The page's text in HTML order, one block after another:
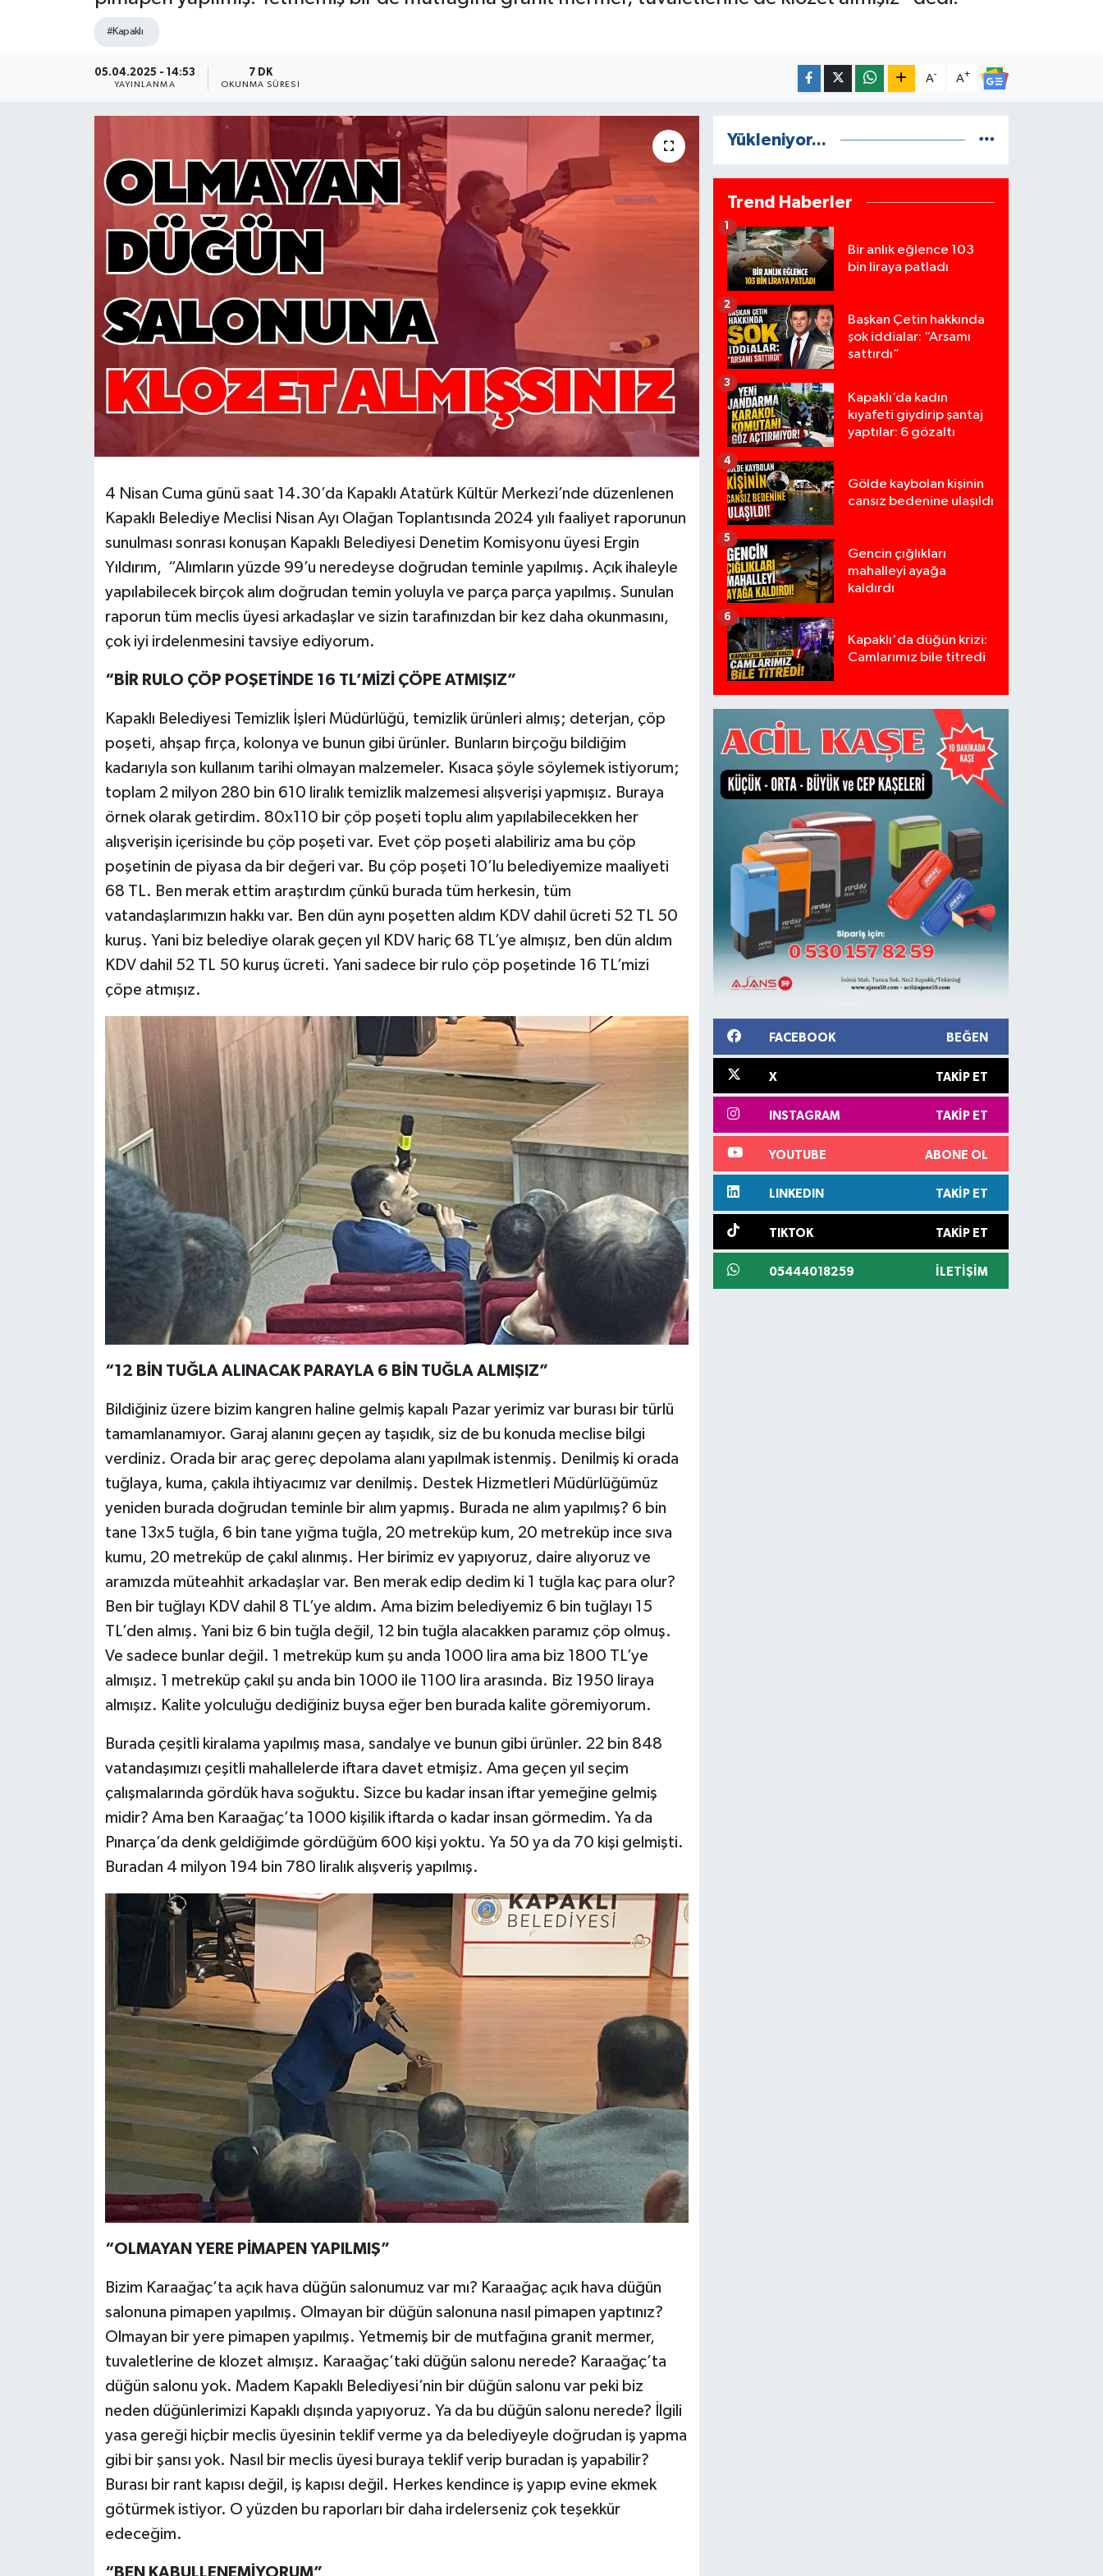
#Kapaklı
05.04.2025 - 14:53
YAYINLANMA
7 DK
OKUNMA SÜRESI
A- A+
4 Nisan Cuma günü saat 14.30’da Kapaklı Atatürk Kültür Merkezi’nde düzenlenen
Kapaklı Belediye Meclisi Nisan Ayı Olağan Toplantısında 2024 yılı faaliyet raporunun
sunulması sonrası konuşan Kapaklı Belediyesi Denetim Komisyonu üyesi Ergin
Yıldırım, “Alımların yüzde 99’u neredeyse doğrudan teminle yapılmış. Açık ihaleyle
yapılabilecek birçok alım doğrudan temin yoluyla ve parça parça yapılmış. Sunulan
raporun tüm meclis üyesi arkadaşlar ve sizin tarafınızdan bir kez daha okunmasını,
çok iyi irdelenmesini tavsiye ediyorum.
“BİR RULO ÇÖP POŞETİNDE 16 TL’MİZİ ÇÖPE ATMIŞIZ”
Kapaklı Belediyesi Temizlik İşleri Müdürlüğü, temizlik ürünleri almış; deterjan, çöp
poşeti, ahşap fırça, kolonya ve bunun gibi ürünler. Bunların birçoğu bildiğim
kadarıyla son kullanım tarihi olmayan malzemeler. Kısaca şöyle söylemek istiyorum;
toplam 2 milyon 280 bin 610 liralık temizlik malzemesi alışverişi yapmışız. Buraya
örnek olarak getirdim. 80x110 bir çöp poşeti toplu alım yapılabilecekken her
alışverişin içerisinde bu çöp poşeti var. Evet çöp poşeti alabiliriz ama bu çöp
poşetinin de piyasa da bir değeri var. Bu çöp poşeti 10’lu belediyemize maaliyeti
68 TL. Ben merak ettim araştırdım çünkü burada tüm herkesin, tüm
vatandaşlarımızın hakkı var. Ben dün aynı poşetten aldım KDV dahil ücreti 52 TL 50
kuruş. Yani biz belediye olarak geçen yıl KDV hariç 68 TL’ye almışız, ben dün aldım
KDV dahil 52 TL 50 kuruş ücreti. Yani sadece bir rulo çöp poşetinde 16 TL’mizi
çöpe atmışız.
“12 BİN TUĞLA ALINACAK PARAYLA 6 BİN TUĞLA ALMIŞIZ”
Bildiğiniz üzere bizim kangren haline gelmiş kapalı Pazar yerimiz var burası bir türlü
tamamlanamıyor. Garaj alanını geçen ay taşıdık, siz de bu konuda meclise bilgi
verdiniz. Orada bir araç gereç depolama alanı yapılmak istenmiş. Denilmiş ki orada
tuğlaya, kuma, çakıla ihtiyacımız var denilmiş. Destek Hizmetleri Müdürlüğümüz
yeniden burada doğrudan teminle bir alım yapmış. Burada ne alım yapılmış? 6 bin
tane 13x5 tuğla, 6 bin tane yığma tuğla, 20 metreküp kum, 20 metreküp ince sıva
kumu, 20 metreküp de çakıl alınmış. Her birimiz ev yapıyoruz, daire alıyoruz ve
aramızda müteahhit arkadaşlar var. Ben merak edip dedim ki 1 tuğla kaç para olur?
Ben bir tuğlayı KDV dahil 8 TL’ye aldım. Ama bizim belediyemiz 6 bin tuğlayı 15
TL’den almış. Yani biz 6 bin tuğla değil, 12 bin tuğla alacakken paramız çöp olmuş.
Ve sadece bunlar değil. 1 metreküp kum şu anda 1000 lira ama biz 1800 TL’ye
almışız. 1 metreküp çakıl şu anda bin 1000 ile 1100 lira arasında. Biz 1950 liraya
almışız. Kalite yolculuğu dediğiniz buysa eğer ben burada kalite göremiyorum.
Burada çeşitli kiralama yapılmış masa, sandalye ve bunun gibi ürünler. 22 bin 848
vatandaşımızı çeşitli mahallelerde iftara davet etmişiz. Ama geçen yıl seçim
çalışmalarında gördük hava soğuktu. Sizce bu kadar insan iftar yemeğine gelmiş
midir? Ama ben Karaağaç’ta 1000 kişilik iftarda o kadar insan görmedim. Ya da
Pınarça’da denk geldiğimde gördüğüm 600 kişi yoktu. Ya 50 ya da 70 kişi gelmişti.
Buradan 4 milyon 194 bin 780 liralık alışveriş yapılmış.
“OLMAYAN YERE PİMAPEN YAPILMIŞ”
Bizim Karaağaç’ta açık hava düğün salonumuz var mı? Karaağaç açık hava düğün
salonuna pimapen yapılmış. Olmayan bir düğün salonuna nasıl pimapen yaptınız?
Olmayan bir yere pimapen yapılmış. Yetmemiş bir de mutfağına granit mermer,
tuvaletlerine de klozet almışız. Karaağaç’taki düğün salonu nerede? Karaağaç’ta
düğün salonu yok. Madem Kapaklı Belediyesi’nin bir düğün salonu var peki biz
neden düğünlerimizi Kapaklı dışında yapıyoruz. Ya da bu düğün salonu nerede? İlgili
yasa gereği hiçbir meclis üyesinin teklif verme ya da belediyeyle doğrudan iş yapma
gibi bir şansı yok. Nasıl bir meclis üyesi buraya teklif verip buradan iş yapabilir?
Burası bir rant kapısı değil, iş kapısı değil. Herkes kendince iş yapıp evine ekmek
götürmek istiyor. O yüzden bu raporları bir daha irdelerseniz çok teşekkür
edeceğim.
“BEN KABULLENEMİYORUM”
Yükleniyor...
Trend Haberler
Bir anlık eğlence 103
bin liraya patladı
Başkan Çetin hakkında
şok iddialar: “Arsamı
sattırdı”
2
Kapaklı’da kadın
kıyafeti giydirip şantaj
yaptılar: 6 gözaltı
3
Gölde kaybolan kişinin
cansız bedenine ulaşıldı
4
Gencin çığlıkları
mahalleyi ayağa
kaldırdı
5
Kapaklı'da düğün krizi:
Camlarımız bile titredi
6
FACEBOOK BEĞEN
X TAKIP ET
INSTAGRAM TAKIP ET
YOUTUBE ABONE OL
LINKEDIN TAKIP ET
TIKTOK TAKIP ET
05444018259 İLETIŞIM
Teknoloji